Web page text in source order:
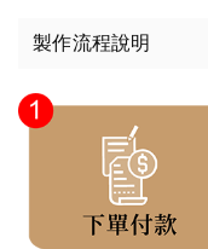
製作流程說明